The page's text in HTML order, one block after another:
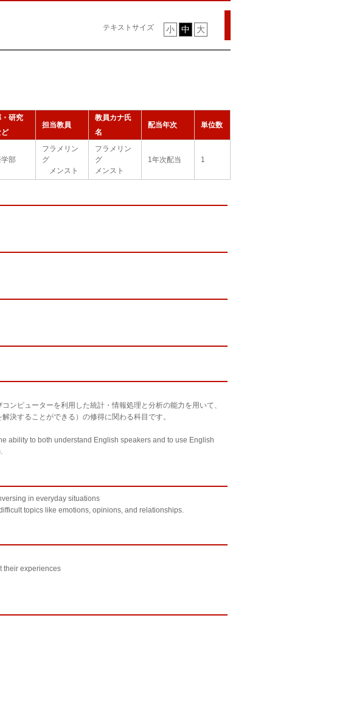
テキストサイズ 小 中 大
研究
担当教員
教員カナ氏
名
配当年次 単位数
部
フラメリン
グ
メンスト
フラメリン
グ
メンスト
1年次配当 1
ンピューターを利用した統計・情報処理と分析の能力を用いて、
決することができる）の修得に関わる科目です。
ability to both understand English speakers and to use English
in everyday situations
topics like emotions, opinions, and relationships.
their experiences